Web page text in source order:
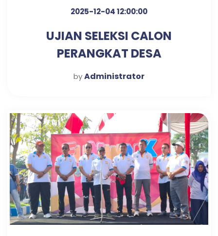
2025-12-04 12:00:00
UJIAN SELEKSI CALON
PERANGKAT DESA
KLAMPISREJO
byAdministrator